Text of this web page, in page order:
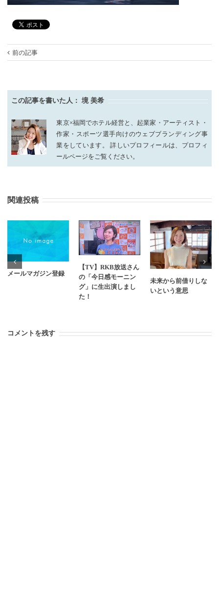
前の記事
この記事を書いた人：境 美希
東京×福岡でホテル経営と、起業家・アーティスト・
作家・スポーツ選手向けのウェブブランディング事
業をしています。 詳しいプロフィールは、プロフィ
ールページをご覧ください。
関連投稿
メールマガジン登録
【TV】RKB放送さん
の「今日感モーニン
グ」に生出演しまし
た！
未来から前借りしな
いという意思
コメントを残す